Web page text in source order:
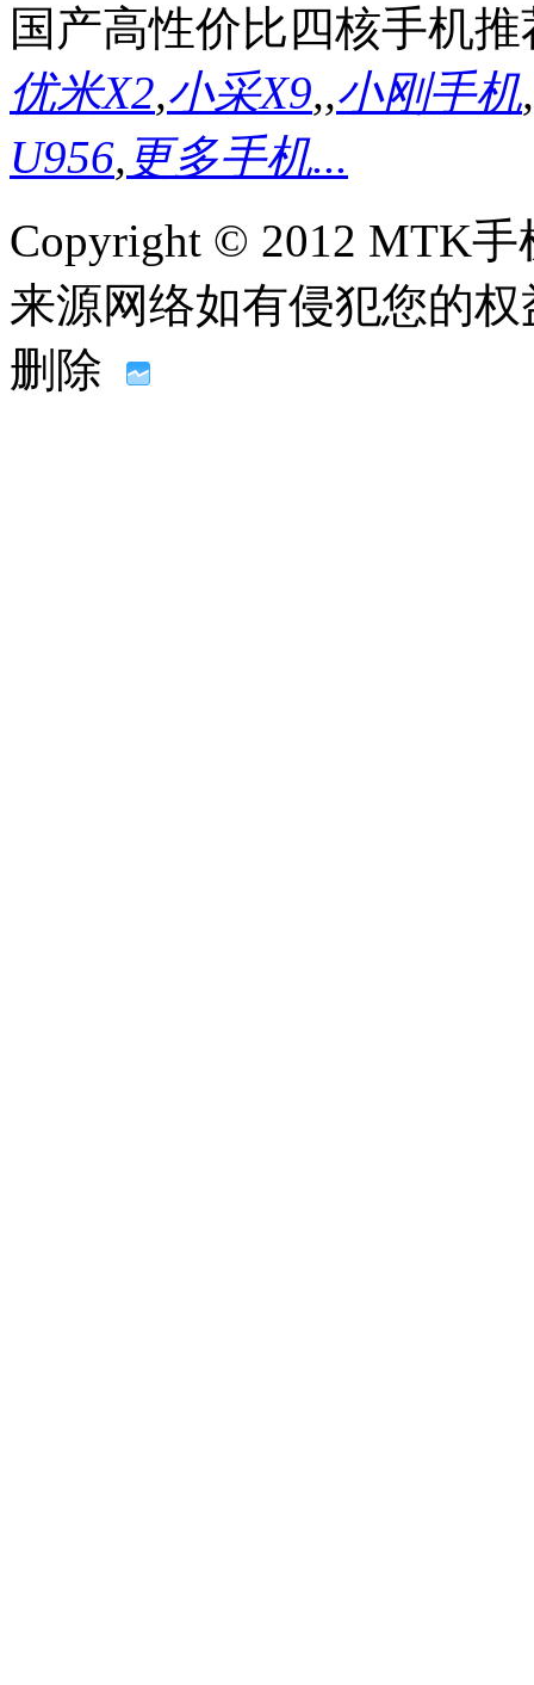
国产高性价比四核手机推
优米X2,小采X9,,小刚手机,
U956, 更多手机...
Copyright © 2012 MTK
来源网络如有侵犯您的
删除